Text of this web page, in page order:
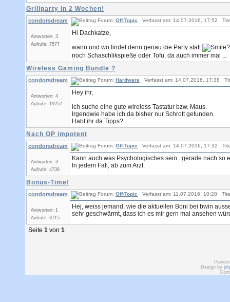
Grillparty in 2 Wochen!
condorsdream
Antworten: 3
Aufrufe: 7577
Forum: Off-Topic Verfasst am: 14.07.2016, 17:52
Hi Dachkatze,
wann und wo findet denn genau die Party statt
noch Schaschlikspieße oder Tofu, da auch immer mal ...
Wireless Gaming Bundle ?
condorsdream
Antworten: 4
Aufrufe: 19257
Forum: Hardware Verfasst am: 14.07.2016, 17:38
Hey ihr,
ich suche eine gute wireless Tastatur bzw. Maus.
Irgendwie habe ich da bisher nur Schrott gefunden.
Habt ihr da Tipps?
Nach OP impotent
condorsdream
Antworten: 3
Aufrufe: 4739
Forum: Off-Topic Verfasst am: 14.07.2016, 17:32
Kann auch was Psychologisches sein...gerade nach so
In jedem Fall, ab zum Arzt.
Bonus-Time!
condorsdream
Antworten: 1
Aufrufe: 3715
Forum: Off-Topic Verfasst am: 11.07.2016, 10:28
Hej, weiss jemand, wie die aktuellen Boni bei bwin
sehr geschwärmt, dass ich es mir gern mal ansehen
Seite 1 von 1
Design by